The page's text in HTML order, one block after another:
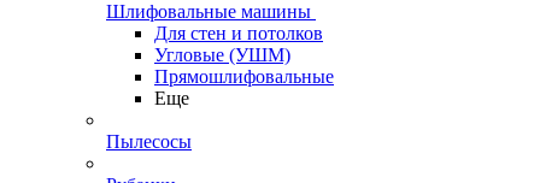
Шлифовальные машины
Для стен и потолков
Угловые (УШМ)
Прямошлифовальные
Еще
Пылесосы